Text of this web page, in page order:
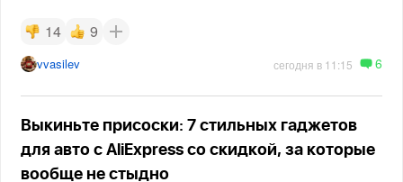
14 9
vvasilev сегодня в 11:15 6
Выкиньте присоски: 7 стильных гаджетов
для авто с AliExpress со скидкой, за которые
вообще не стыдно